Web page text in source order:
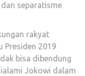
separatisme
rakyat
Presiden 2019
bisa dibendung
Jokowi dalam